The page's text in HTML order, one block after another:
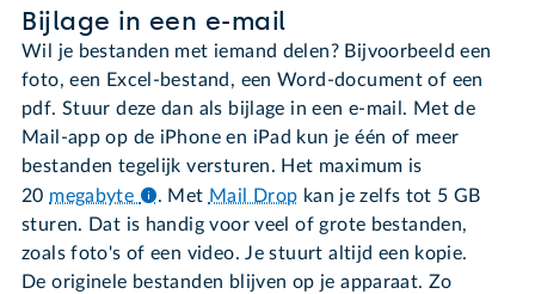
Bijlage in een e-mail
Wil je bestanden met iemand delen? Bijvoorbeeld een
foto, een Excel-bestand, een Word-document of een
pdf. Stuur deze dan als bijlage in een e-mail. Met de
Mail-app op de iPhone en iPad kun je één of meer
bestanden tegelijk versturen. Het maximum is
20 megabyte . Met Mail Drop kan je zelfs tot 5 GB
sturen. Dat is handig voor veel of grote bestanden,
zoals foto's of een video. Je stuurt altijd een kopie.
De originele bestanden blijven op je apparaat. Zo